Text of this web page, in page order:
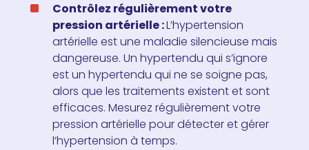
Contrôlez régulièrement votre
pression artérielle :L’hypertension
artérielle est une maladie silencieuse mais
dangereuse. Un hypertendu qui s’ignore
est un hypertendu qui ne se soigne pas,
alors que les traitements existent et sont
efficaces. Mesurez régulièrement votre
pression artérielle pour détecter et gérer
l’hypertension à temps.